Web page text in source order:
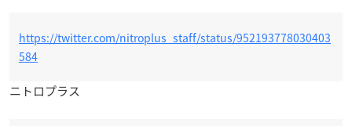
https://twitter.com/nitroplus_staff/status/952193778030403
584
ニトロプラス